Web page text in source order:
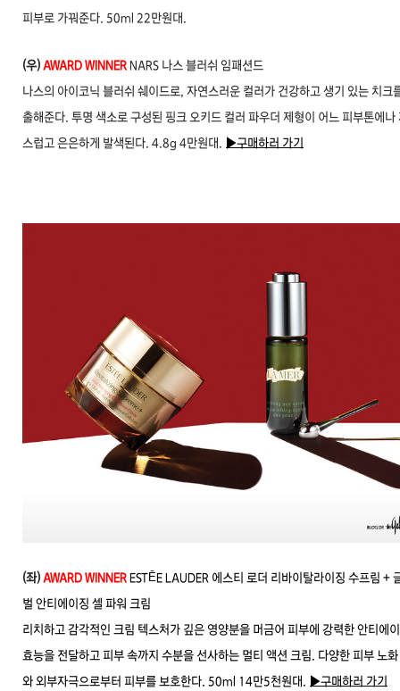
피부로 가꿔준다. 50ml 22만원대.
(우) AWARD WINNERNARS 나스 블러쉬 임패션드
나스의 아이코닉 블러쉬 쉐이드로, 자연스러운 컬러가 건강하고 생기 있는 치크
출해준다. 투명 색소로 구성된 핑크 오키드 컬러 파우더 제형이 어느 피부톤에나
스럽고 은은하게 발색된다. 4.8g 4만원대.
▶구매하러 가기
(좌) AWARD WINNERESTĒE LAUDER 에스티 로더 리바이탈라이징 수프림 +
벌 안티에이징 셀 파워 크림
리치하고 감각적인 크림 텍스처가 깊은 영양분을 머금어 피부에 강력한 안티에
효능을 전달하고 피부 속까지 수분을 선사하는 멀티 액션 크림. 다양한 피부 노
와 외부자극으로부터 피부를 보호한다. 50ml 14만5천원대. ▶구매하러 가기